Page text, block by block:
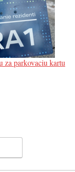
za parkovaciu kartu